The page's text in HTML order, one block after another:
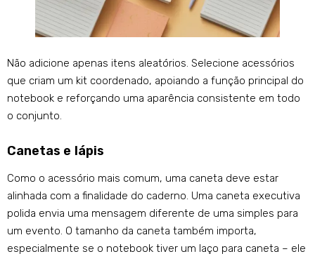
Não adicione apenas itens aleatórios. Selecione acessórios
que criam um kit coordenado, apoiando a função principal do
notebook e reforçando uma aparência consistente em todo
o conjunto.
Canetas e lápis
Como o acessório mais comum, uma caneta deve estar
alinhada com a finalidade do caderno. Uma caneta executiva
polida envia uma mensagem diferente de uma simples para
um evento. O tamanho da caneta também importa,
especialmente se o notebook tiver um laço para caneta – ele